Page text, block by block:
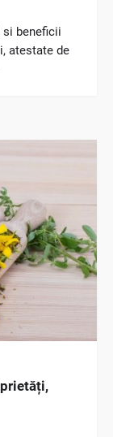
beneficii
atestate de